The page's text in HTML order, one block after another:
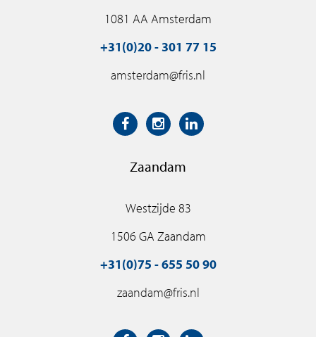
1081 AA Amsterdam
+31(0)20 - 301 77 15
amsterdam@fris.nl
Zaandam
Westzijde 83
1506 GA Zaandam
+31(0)75 - 655 50 90
zaandam@fris.nl